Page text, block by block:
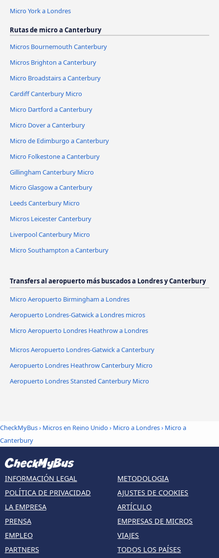
Micro York a Londres
Rutas de micro a Canterbury
Micros Bournemouth Canterbury
Micros Brighton a Canterbury
Micro Broadstairs a Canterbury
Cardiff Canterbury Micro
Micro Dartford a Canterbury
Micro Dover a Canterbury
Micro de Edimburgo a Canterbury
Micro Folkestone a Canterbury
Gillingham Canterbury Micro
Micro Glasgow a Canterbury
Leeds Canterbury Micro
Micros Leicester Canterbury
Liverpool Canterbury Micro
Micro Southampton a Canterbury
Transfers al aeropuerto más buscados a Londres y Canterbury
Micro Aeropuerto Birmingham a Londres
Aeropuerto Londres-Gatwick a Londres micros
Micro Aeropuerto Londres Heathrow a Londres
Micros Aeropuerto Londres-Gatwick a Canterbury
Aeropuerto Londres Heathrow Canterbury Micro
Aeropuerto Londres Stansted Canterbury Micro
CheckMyBus› Micros en Reino Unido› Micro a Londres› Micro a
Canterbury
INFORMACIÓN LEGAL
POLÍTICA DE PRIVACIDAD
LA EMPRESA
PRENSA
EMPLEO
PARTNERS
METODOLOGIA
AJUSTES DE COOKIES
ARTÍCULO
EMPRESAS DE MICROS
VIAJES
TODOS LOS PAÍSES